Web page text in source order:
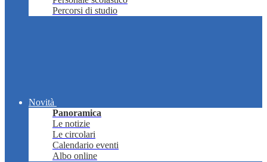
Percorsi di studio
Novità
Panoramica
Le notizie
Le circolari
Calendario eventi
Albo online